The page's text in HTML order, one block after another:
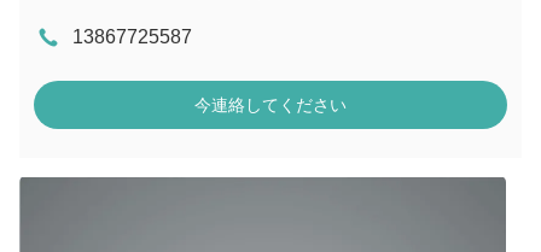
13867725587
今連絡してください